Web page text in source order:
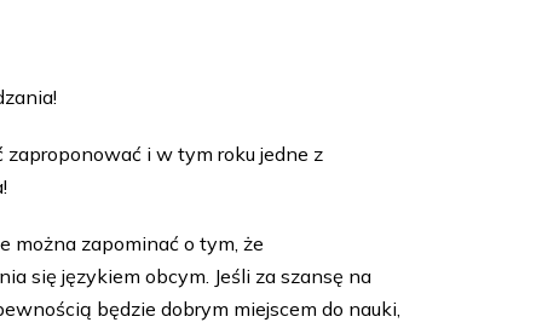
i w tym roku jedne z
można zapominać o tym, że
się językiem obcym. Jeśli za szansę na
będzie dobrym miejscem do nauki,